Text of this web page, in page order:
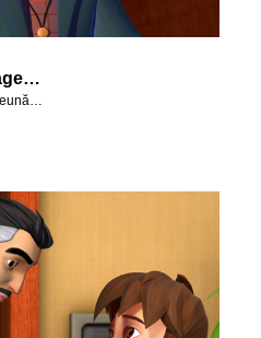
Oana învață să se roage împreună cu Daniel.